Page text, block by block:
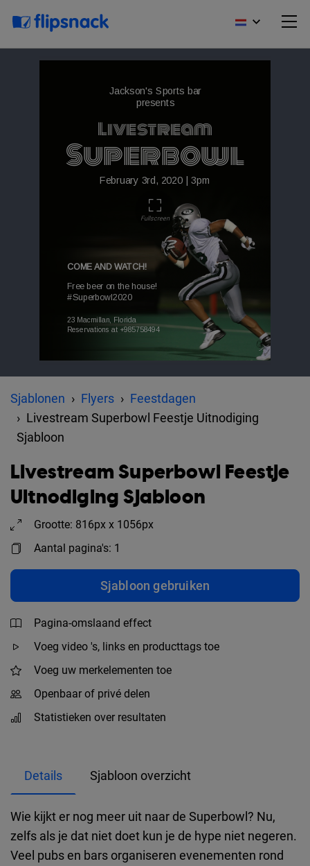
Sjablonen Flyers
Feestdagen
Livestream Superbowl Feestje Uitnodiging
Sjabloon
Livestream Superbowl Feestje
Uitnodiging Sjabloon
Grootte: 816px x 1056px
Aantal pagina's: 1
Sjabloon gebruiken
Pagina-omslaand effect
Voeg video 's, links en producttags toe
Voeg uw merkelementen toe
Openbaar of privé delen
Statistieken over resultaten
Details Sjabloon overzicht
Wie kijkt er nog meer uit naar de Superbowl? Nu,
zelfs als je dat niet doet kun je de hype niet negeren.
Veel pubs en bars organiseren evenementen rond